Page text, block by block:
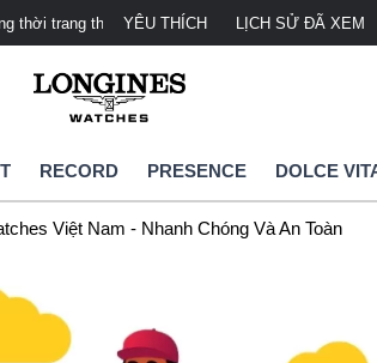
lịch Longines Watches Việt Nam - Đại lý
YÊU THÍCH LỊCH SỬ ĐÃ XEM
RECORD PRESENCE DOLCE
Việt Nam - Nhanh Chóng Và An Toàn